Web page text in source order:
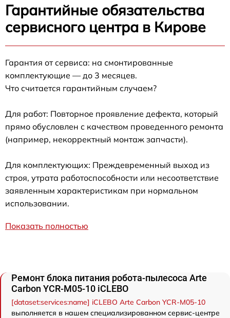
Гарантийные обязательства
сервисного центра в Кирове
Гарантия от сервиса: на смонтированные
комплектующие — до 3 месяцев.
Что считается гарантийным случаем?
Для работ: Повторное проявление дефекта, который
прямо обусловлен с качеством проведенного ремонта
(например, некорректный монтаж запчасти).
Для комплектующих: Преждевременный выход из
строя, утрата работоспособности или несоответствие
заявленным характеристикам при нормальном
использовании.
Показать полностью
Ремонт блока питания робота-пылесоса Arte
Carbon YCR-M05-10 iCLEBO
[dataset:services:name] iCLEBO Arte Carbon YCR-M05-10
выполняется в нашем специализированном сервис-центре